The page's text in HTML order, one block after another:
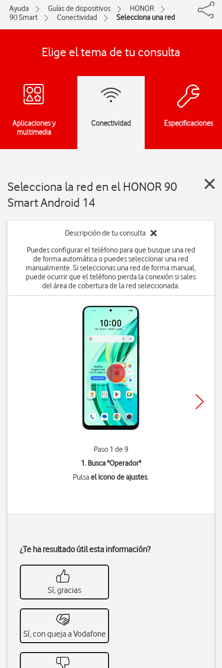
Ayuda Guías de dispositivos
HONOR
90 Smart
Conectividad Selecciona una red
Elige el tema de tu consulta
Aplicaciones y
multimedia
Conectividad Especificaciones
Selecciona la red en el HONOR 90
Smart Android 14
Descripción de tu consulta
Puedes configurar el teléfono para que busque una red
de forma automática o puedes seleccionar una red
manualmente. Si seleccionas una red de forma manual,
puede ocurrir que el teléfono pierda la conexión si sales
del área de cobertura de la red seleccionada.
Paso 1 de 9
1. Busca "Operador"
Pulsael icono de ajustes.
¿Te ha resultado útil esta información?
Sí, gracias
Sí, con queja a Vodafone